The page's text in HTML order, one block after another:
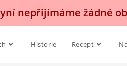
nepřijímáme žádné
Historie Recept